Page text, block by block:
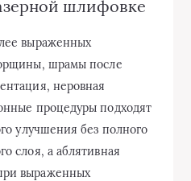
шлифовке
выраженных
шрамы после
неровная
процедуры подходят
улучшения без полного
слоя, а аблятивная
выраженных